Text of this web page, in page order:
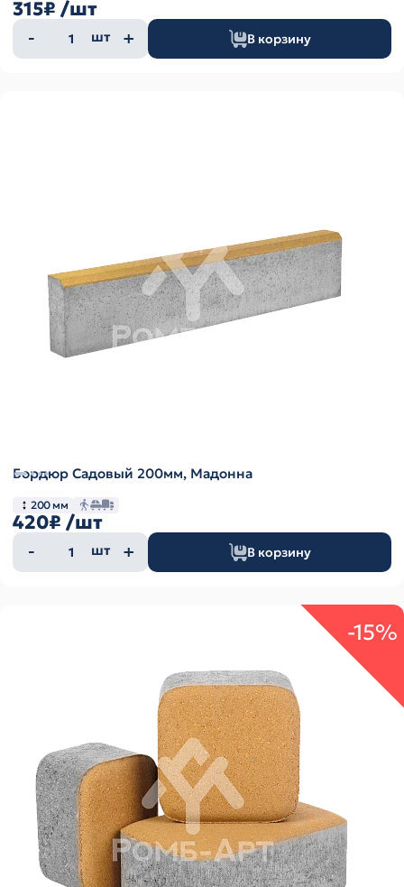
315₽ /шт
Количество
товара
шт В корзину
Бордюр Садовый 200мм, Мадонна
200 мм
420₽ /шт
Количество
товара
шт В корзину
-15%